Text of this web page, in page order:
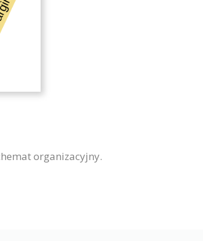
organizacyjny.